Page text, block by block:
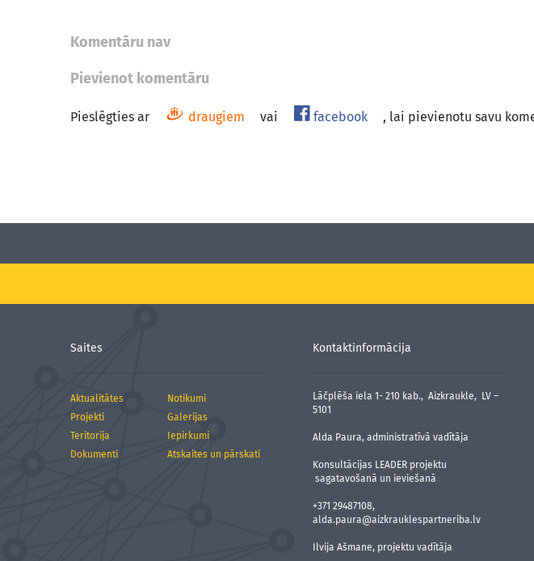
Komentāru nav
Pievienot komentāru
Pieslēgties ar draugiem vai facebook , lai pievienotu savu
Saites
Aktualitātes
Notikumi
Projekti
Galerijas
Teritorija
Iepirkumi
Dokumenti
Atskaites un pārskati
Kontaktinformācija
Lāčplēša iela 1- 210 kab., Aizkraukle, LV –
5101
Alda Paura, administratīvā vadītāja
Konsultācijas LEADER projektu
sagatavošanā un ieviešanā
+371 29487108,
alda.paura@aizkrauklespartneriba.lv
Ilvija Ašmane, projektu vadītāja